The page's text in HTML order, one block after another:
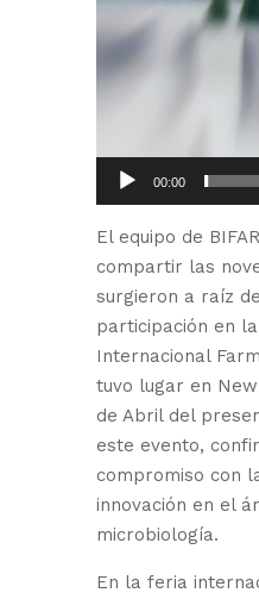
00:00
El equipo de
compartir las
surgieron a raíz
participación en
Internacional
tuvo lugar en
de Abril del
este evento,
compromiso con
innovación en el
microbiología.
En la feria